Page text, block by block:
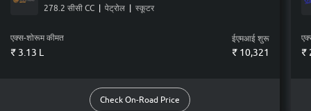
278.2 सीसी CC | पेट्रोल | स्कूटर
एक्स-शोरूम कीमत
₹ 3.13 L
ईएमआई शुरू
₹ 10,321
Check On-Road Price
₹